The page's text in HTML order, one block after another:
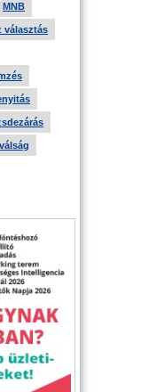
MNB
választás